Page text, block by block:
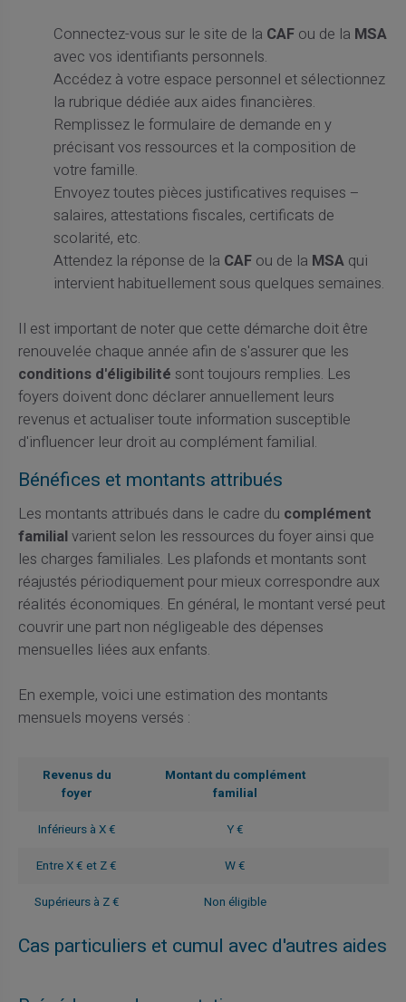
Connectez-vous sur le site de la CAF ou de la MSA
avec vos identifiants personnels.
Accédez à votre espace personnel et sélectionnez
la rubrique dédiée aux aides financières.
Remplissez le formulaire de demande en y
précisant vos ressources et la composition de
votre famille.
Envoyez toutes pièces justificatives requises –
salaires, attestations fiscales, certificats de
scolarité, etc.
Attendez la réponse de la CAF ou de la MSA qui
intervient habituellement sous quelques semaines.
Il est important de noter que cette démarche doit être
renouvelée chaque année afin de s'assurer que les
conditions d'éligibilité sont toujours remplies. Les
foyers doivent donc déclarer annuellement leurs
revenus et actualiser toute information susceptible
d'influencer leur droit au complément familial.
Bénéfices et montants attribués
Les montants attribués dans le cadre du complément
familialvarient selon les ressources du foyer ainsi que
les charges familiales. Les plafonds et montants sont
réajustés périodiquement pour mieux correspondre aux
réalités économiques. En général, le montant versé peut
couvrir une part non négligeable des dépenses
mensuelles liées aux enfants.
En exemple, voici une estimation des montants
mensuels moyens versés :
Revenus du
foyer
Montant du complément
familial
Inférieurs à X €
Y €
Entre X € et Z €
W €
Supérieurs à Z €
Non éligible
Cas particuliers et cumul avec d'autres aides